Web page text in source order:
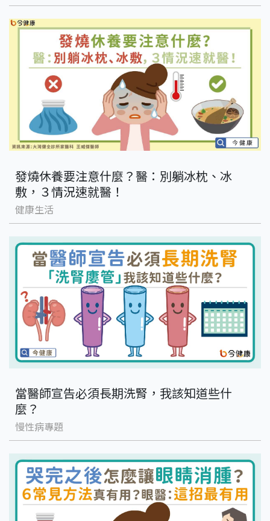
發燒休養要注意什麼？醫：別躺冰枕、冰
敷，３情況速就醫！
健康生活
當醫師宣告必須長期洗腎，我該知道些什
麼？
慢性病專題